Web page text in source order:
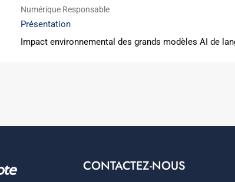
Numérique Responsable
Présentation
Impact environnemental des grands modèles AI de
CONTACTEZ-NOUS